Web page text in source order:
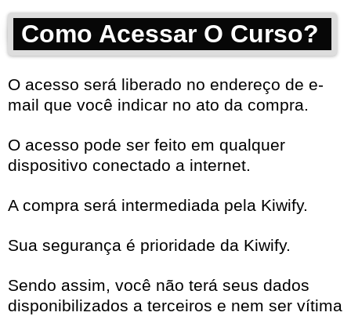
Como Acessar O Curso?
O acesso será liberado no endereço de e-
mail que você indicar no ato da compra.
O acesso pode ser feito em qualquer
dispositivo conectado a internet.
A compra será intermediada pela Kiwify.
Sua segurança é prioridade da Kiwify.
Sendo assim, você não terá seus dados
disponibilizados a terceiros e nem ser vítima